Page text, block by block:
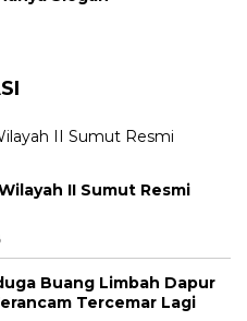
II Sumut Resmi
Buang Limbah Dapur
Tercemar Lagi